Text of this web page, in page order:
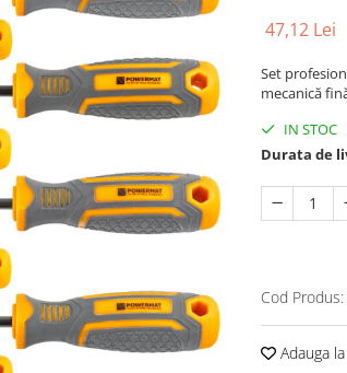
47,12 Lei
Set
mecanică
IN STOC
Durata de
Cod Produs:
Adauga